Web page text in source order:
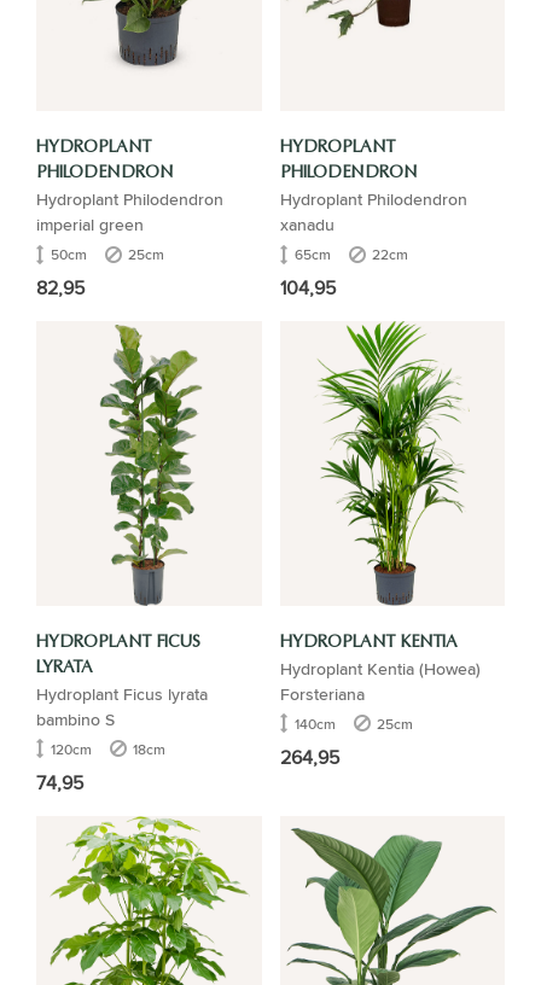
HYDROPLANT
PHILODENDRON
Hydroplant Philodendron
imperial green
50cm 25cm
82,95
HYDROPLANT
PHILODENDRON
Hydroplant Philodendron
xanadu
65cm 22cm
104,95
HYDROPLANT FICUS
LYRATA
Hydroplant Ficus lyrata
bambino S
120cm 18cm
74,95
HYDROPLANT KENTIA
Hydroplant Kentia (Howea)
Forsteriana
140cm 25cm
264,95